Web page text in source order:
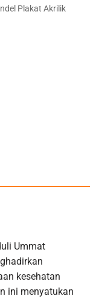
Plakat Akrilik
Ummat
kesehatan
ini menyatukan